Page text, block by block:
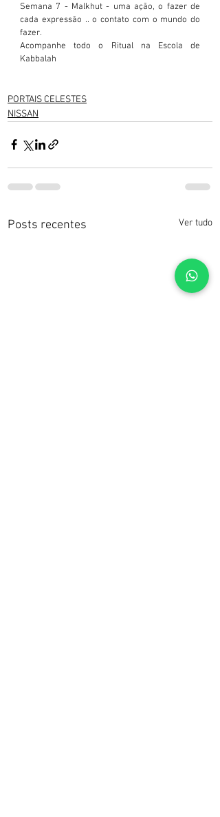
Semana 7 - Malkhut - uma ação, o fazer de
cada expressão .. o contato com o mundo do
fazer.
Acompanhe todo o Ritual na Escola de
Kabbalah
PORTAIS CELESTES
NISSAN
Posts recentes Ver tudo